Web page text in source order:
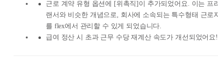
근로 계약 유형 옵션에 [위촉직]이 추가되었어요. 이는 프
랜서와 비슷한 개념으로, 회사에 소속되는 특수형태 근로
를 flex에서 관리할 수 있게 되었습니다.
급여 정산 시 초과 근무 수당 재계산 속도가 개선되었어요!